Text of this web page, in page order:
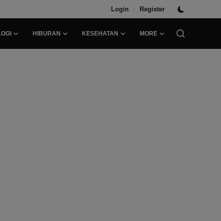
Login / Register
HIBURAN KESEHATAN MORE